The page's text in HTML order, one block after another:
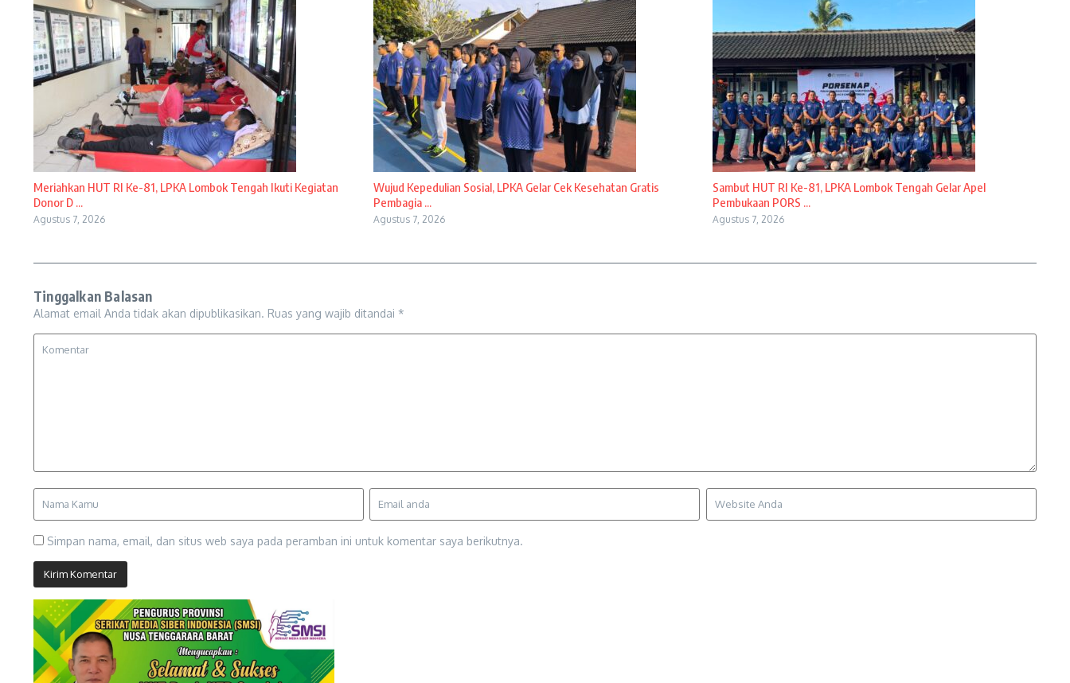
Meriahkan HUT RI Ke-81, LPKA Lombok Tengah Ikuti Kegiatan
Donor D ...
Agustus 7, 2026
Wujud Kepedulian Sosial, LPKA Gelar Cek Kesehatan Gratis
Pembagia ...
Agustus 7, 2026
Sambut HUT RI Ke-81, LPKA Lombok Tengah Gelar Apel
Pembukaan PORS ...
Agustus 7, 2026
Tinggalkan Balasan
Alamat email Anda tidak akan dipublikasikan. Ruas yang wajib ditandai *
Simpan nama, email, dan situs web saya pada peramban ini untuk komentar saya berikutnya.